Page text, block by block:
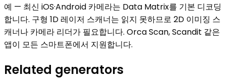
예 — 최신 iOS·Android 카메라는 Data Matrix를 기본 디코딩
합니다. 구형 1D 레이저 스캐너는 읽지 못하므로 2D 이미징 스
캐너나 카메라 리더가 필요합니다. Orca Scan, Scandit 같은
앱이 모든 스마트폰에서 지원합니다.
Related generators